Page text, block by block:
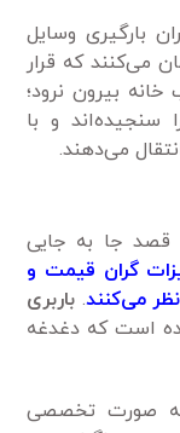
بارگیری وسایل
می‌کنند که قرار
بیرون نرود؛
سنجیده‌اند و با
می‌دهند.
قصد جا به جایی
گران قیمت و
می‌کنند. باربری
است که دغدغه
به صورت تخصصی